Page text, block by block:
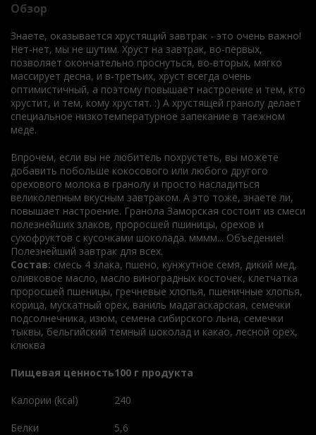
Обзор
Знаете, оказывается хрустящий завтрак - это очень важно!
Нет-нет, мы не шутим. Хруст на завтрак, во-первых,
позволяет окончательно проснуться, во-вторых, мягко
массирует десна, и в-третьих, хруст всегда очень
оптимистичный, а поэтому повышает настроение и тем, кто
хрустит, и тем, кому хрустят. :) А хрустящей гранолу делает
специальное низкотемпературное запекание в таежном
меде.
Впрочем, если вы не любитель похрустеть, вы можете
добавить побольше кокосового или любого другого
орехового молока в гранолу и просто насладиться
великолепным вкусным завтраком. А это тоже, знаете ли,
повышает настроение. Гранола Заморская состоит из смеси
полезнейших злаков, проросшей пшиницы, орехов и
сухофруктов с кусочками шоколада. мммм... Объедение!
Полезнейший завтрак для всех.
Состав: смесь 4 злака, пшено, кунжутное семя, дикий мед,
оливковое масло, масло виноградных косточек, клетчатка
проросшей пшеницы, гречневые хлопья, пшеничные хлопья,
корица, мускатный орех, ваниль мадагаскарская, семечки
подсолнечника, изюм, семена сибирского льна, семечки
тыквы, бельгийский темный шоколад и какао, лесной орех,
клюква
Пищевая ценность100 г продукта
Калории (kcal) 240
Белки 5,6